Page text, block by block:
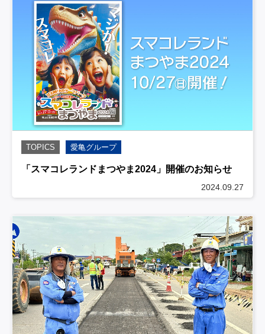
TOPICS 愛亀グループ
「スマコレランドまつやま2024」開催のお知らせ
2024.09.27